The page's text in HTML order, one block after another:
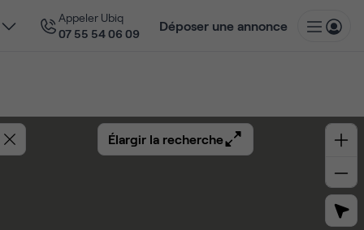
Appeler Ubiq
07 55 54 06 09
Déposer une annonce
Élargir la recherche